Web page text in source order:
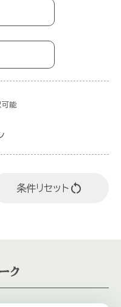
能
条件リセット restart_alt
ク